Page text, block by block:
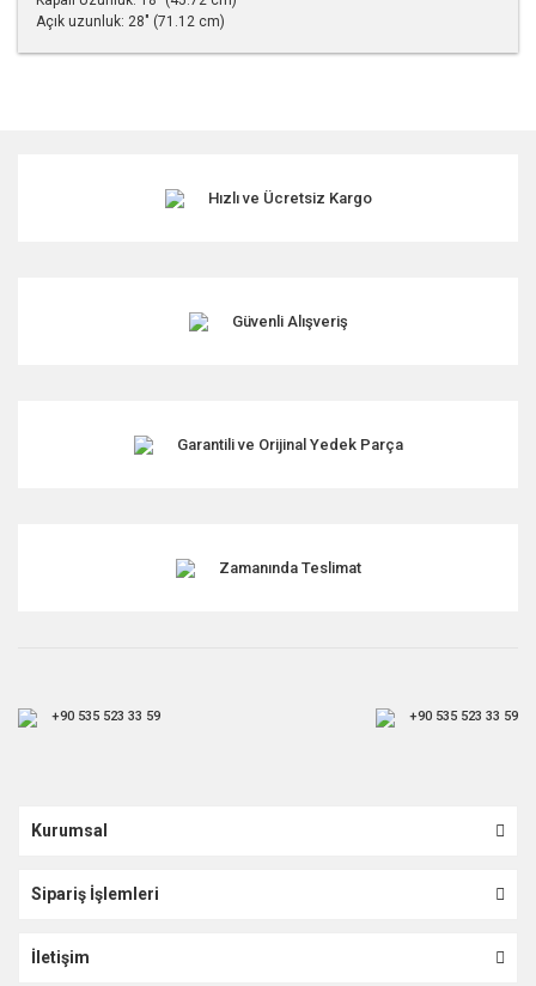
Açık uzunluk: 28" (71.12 cm)
Ürün resmi kalitesiz, bozuk veya görüntülenemiyor.
Ürün fiyatı diğer sitelerden daha pahalı.
Hızlı ve Ücretsiz Kargo
Güvenli Alışveriş
Garantili ve Orijinal Yedek Parça
Zamanında Teslimat
+90 535 523 33 59 +90 535 523 33 59
Kurumsal
Sipariş İşlemleri
İletişim